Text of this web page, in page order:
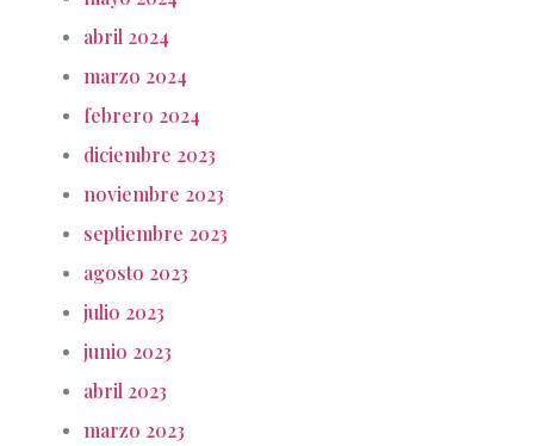
abril 2024
marzo 2024
febrero 2024
diciembre 2023
noviembre 2023
septiembre 2023
agosto 2023
julio 2023
junio 2023
abril 2023
marzo 2023